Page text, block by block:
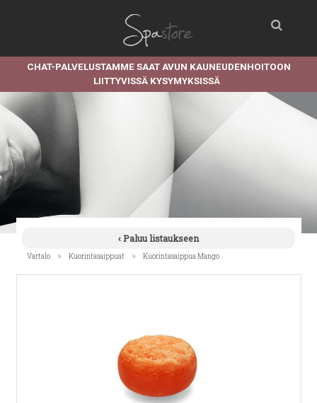
CHAT-PALVELUSTAMME SAAT AVUN KAUNEUDENHOITOON
LIITTYVISSÄ KYSYMYKSISSÄ
‹ Paluu listaukseen
Vartalo » Kuorintasaippuat » Kuorintasaippua Mango